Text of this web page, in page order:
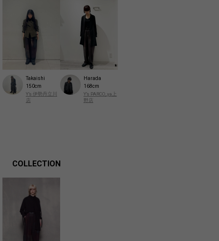
商品についてよくあるお問い合わせはこちら
Takaishi
150cm
Y’s 伊勢丹立川
店
Harada
168cm
Y’s PARCO_ya上
野店
COLLECTION